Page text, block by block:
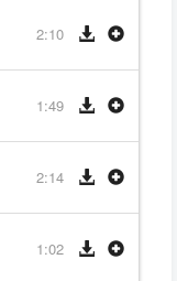
2:10
1:49
2:14
1:02